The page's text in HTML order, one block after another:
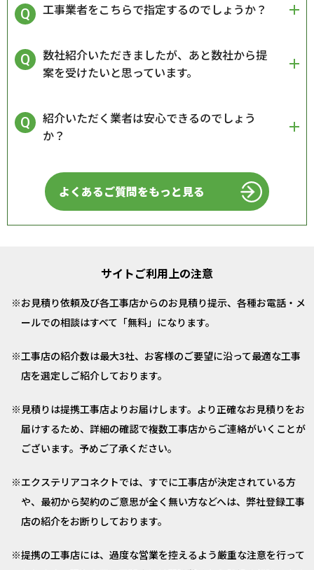
工事業者をこちらで指定するのでしょうか？
数社紹介いただきましたが、あと数社から提
案を受けたいと思っています。
紹介いただく業者は安心できるのでしょう
か？
よくあるご質問をもっと見る
サイトご利用上の注意
お見積り依頼及び各工事店からのお見積り提示、各種お電話・メ
ールでの相談はすべて「無料」になります。
工事店の紹介数は最大3社、お客様のご要望に沿って最適な工事
店を選定しご紹介しております。
見積りは提携工事店よりお届けします。より正確なお見積りをお
届けするため、詳細の確認で複数工事店からご連絡がいくことが
ございます。予めご了承ください。
エクステリアコネクトでは、すでに工事店が決定されている方
や、最初から契約のご意思が全く無い方などへは、弊社登録工事
店の紹介をお断りしております。
提携の工事店には、過度な営業を控えるよう厳重な注意を行って